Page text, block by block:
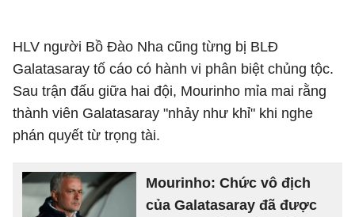
HLV người Bồ Đào Nha cũng từng bị BLĐ
Galatasaray tố cáo có hành vi phân biệt chủng tộc.
Sau trận đấu giữa hai đội, Mourinho mỉa mai rằng
thành viên Galatasaray "nhảy như khỉ" khi nghe
phán quyết từ trọng tài.
Mourinho: Chức vô địch
của Galatasaray đã được